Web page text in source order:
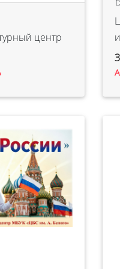
центр